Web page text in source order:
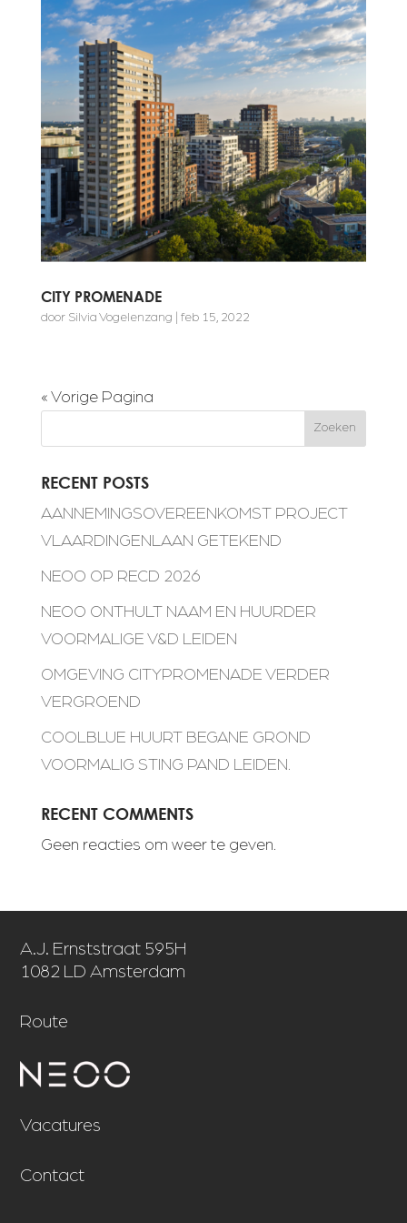
CITY PROMENADE
door Silvia Vogelenzang feb 15, 2022
« Vorige Pagina
Zoeken
RECENT POSTS
AANNEMINGSOVEREENKOMST PROJECT
VLAARDINGENLAAN GETEKEND
NEOO OP RECD 2026
NEOO ONTHULT NAAM EN HUURDER
VOORMALIGE V&D LEIDEN
OMGEVING CITYPROMENADE VERDER
VERGROEND
COOLBLUE HUURT BEGANE GROND
VOORMALIG STING PAND LEIDEN.
RECENT COMMENTS
Geen reacties om weer te geven.
A.J. Ernststraat 595H
1082 LD Amsterdam
Route
Vacatures
Contact